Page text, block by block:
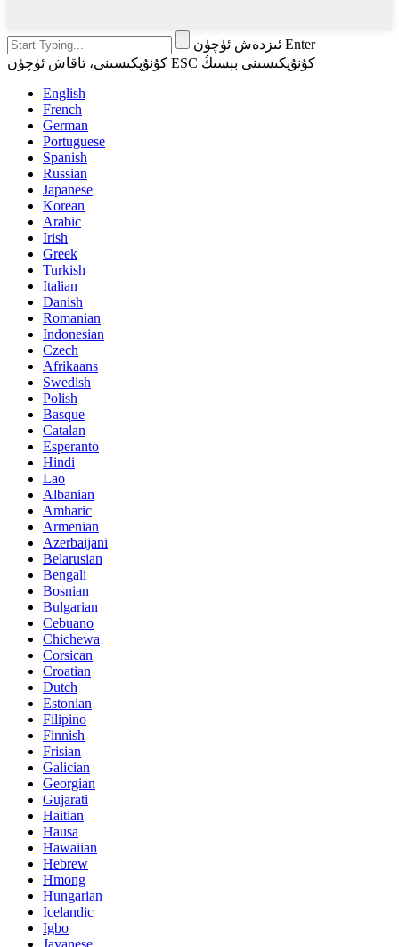
ئىزدەش ئۈچۈن Enter
كۇنۇپكىسىنى، تاقاش ئۈچۈن ESC كۇنۇپكىسىنى بېسىڭ
English
French
German
Portuguese
Spanish
Russian
Japanese
Korean
Arabic
Irish
Greek
Turkish
Italian
Danish
Romanian
Indonesian
Czech
Afrikaans
Swedish
Polish
Basque
Catalan
Esperanto
Hindi
Lao
Albanian
Amharic
Armenian
Azerbaijani
Belarusian
Bengali
Bosnian
Bulgarian
Cebuano
Chichewa
Corsican
Croatian
Dutch
Estonian
Filipino
Finnish
Frisian
Galician
Georgian
Gujarati
Haitian
Hausa
Hawaiian
Hebrew
Hmong
Hungarian
Icelandic
Igbo